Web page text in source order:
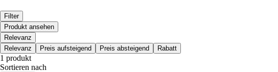
Filter
Produkt ansehen
Relevanz
Relevanz
Preis aufsteigend Preis absteigend Rabatt
1 produkt
Sortieren nach